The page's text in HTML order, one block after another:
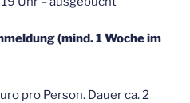
(mind. 1 Woche im
pro Person. Dauer ca. 2